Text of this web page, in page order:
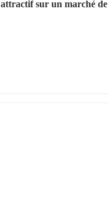
sur un marché de